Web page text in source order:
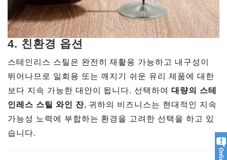
4. 친환경 옵션
스테인리스 스틸은 완전히 재활용 가능하고 내구성이
뛰어나므로 일회용 또는 깨지기 쉬운 유리 제품에 대한
보다 지속 가능한 대안이 됩니다. 선택하여대량의 스테
인레스 스틸 와인 잔, 귀하의 비즈니스는 현대적인 지속
가능성 노력에 부합하는 환경을 고려한 선택을 하고 있
습니다.